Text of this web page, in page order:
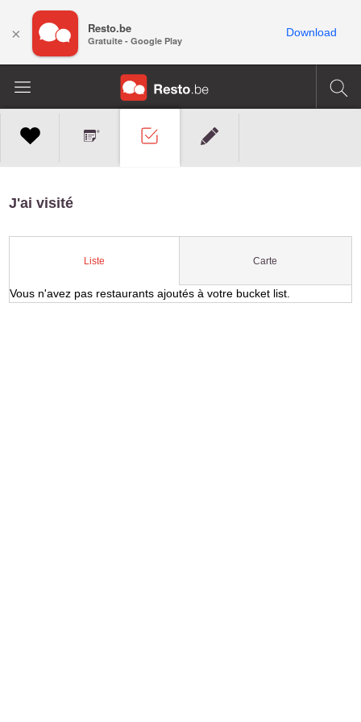
J'ai visité
Liste Carte
Vous n'avez pas restaurants ajoutés à votre bucket list.
× Resto.be
Gratuite - Google Play
Download